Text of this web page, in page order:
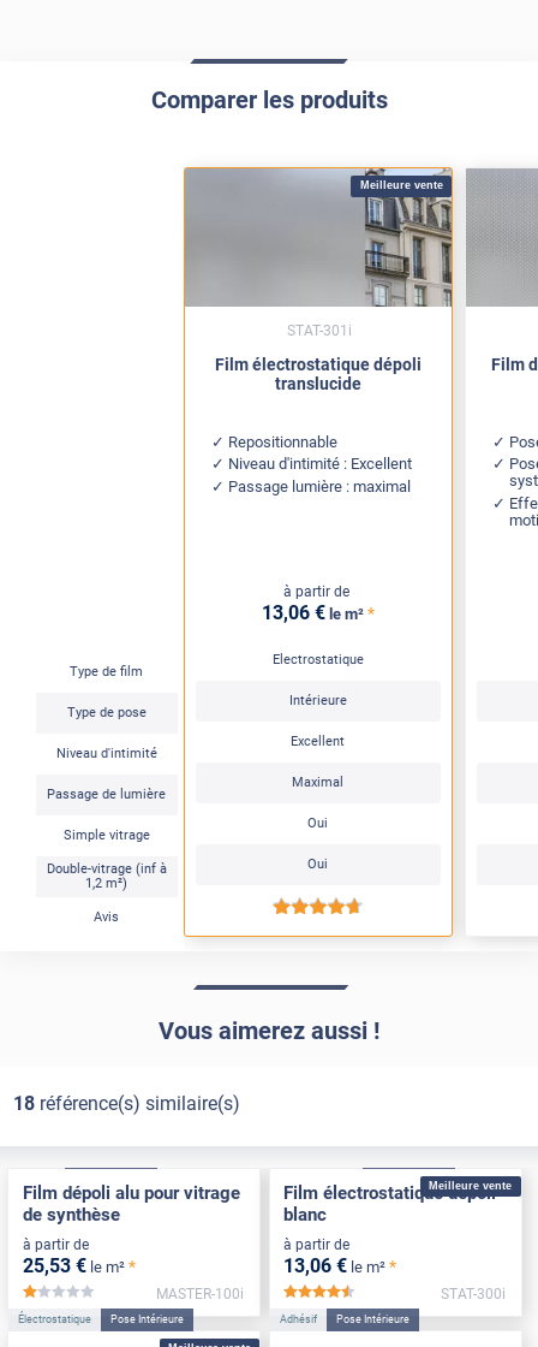
Comparer les produits
Type de film
Type de pose
Niveau d'intimité
Passage de lumière
Simple vitrage
Double-vitrage (inf à
1,2 m²)
Avis
Meilleure vente
Film électrostatique dépoli
translucide
Repositionnable
Niveau d'intimité : Excellent
Passage lumière : maximal
à partir de
13,06 € le m² *
Electrostatique
Intérieure
Excellent
Maximal
Oui
Oui
*****
STAT-301i
Film
Vous aimerez aussi !
18référence(s) similaire(s)
Film dépoli alu pour vitrage
de synthèse
à partir de
25,53 € le m² *
*****
MASTER-100i
Meilleure vente
Film électrostatique dépoli
blanc
à partir de
13,06 € le m² *
*****
STAT-300i
Électrostatique Pose Intérieure Adhésif Pose Intérieure